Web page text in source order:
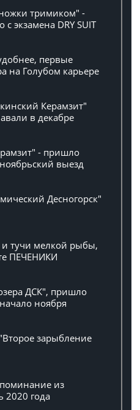
тримиком" -
экзамена DRY SUIT
первые
на Голубом карьере
Керамзит"
в декабре
- пришло
выезд
Десногорск"
и тучи мелкой рыбы,
ПЕЧЕНИКИ
ДСК", пришло
ноября
зарыбление
из
2020 года